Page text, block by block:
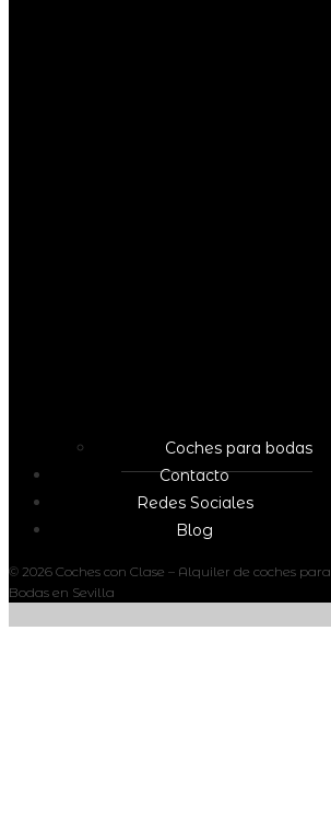
Coches para bodas
Contacto
Redes Sociales
Blog
© 2026 Coches con Clase – Alquiler de coches para
Bodas en Sevilla